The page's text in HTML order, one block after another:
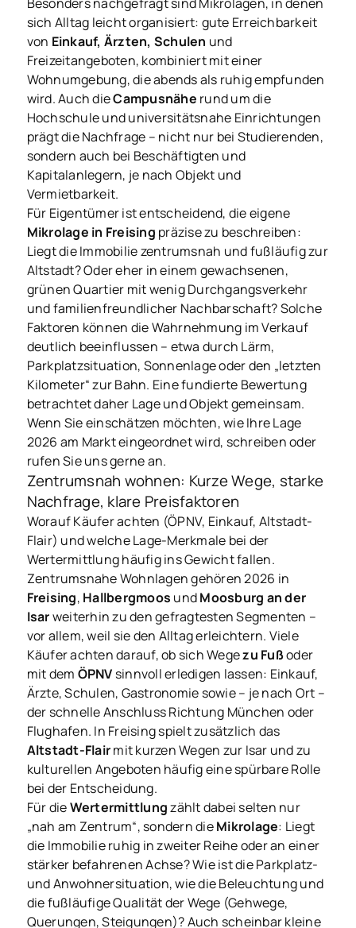
sich Alltag leicht organisiert: gute Erreichbarkeit
von Einkauf, Ärzten, Schulen und
Freizeitangeboten, kombiniert mit einer
Wohnumgebung, die abends als ruhig empfunden
wird. Auch dieCampusnähe rund um die
Hochschule und universitätsnahe Einrichtungen
prägt die Nachfrage – nicht nur bei Studierenden,
sondern auch bei Beschäftigten und
Kapitalanlegern, je nach Objekt und
Vermietbarkeit.
Für Eigentümer ist entscheidend, die eigene
Mikrolage in Freising präzise zu beschreiben:
Liegt die Immobilie zentrumsnah und fußläufig zur
Altstadt? Oder eher in einem gewachsenen,
grünen Quartier mit wenig Durchgangsverkehr
und familienfreundlicher Nachbarschaft? Solche
Faktoren können die Wahrnehmung im Verkauf
deutlich beeinflussen – etwa durch Lärm,
Parkplatzsituation, Sonnenlage oder den „letzten
Kilometer“ zur Bahn. Eine fundierte Bewertung
betrachtet daher Lage und Objekt gemeinsam.
Wenn Sie einschätzen möchten, wie Ihre Lage
2026 am Markt eingeordnet wird, schreiben oder
rufen Sie uns gerne an.
Zentrumsnah wohnen: Kurze Wege, starke
Nachfrage, klare Preisfaktoren
Worauf Käufer achten (ÖPNV, Einkauf, Altstadt-
Flair) und welche Lage-Merkmale bei der
Wertermittlung häufig ins Gewicht fallen.
Zentrumsnahe Wohnlagen gehören 2026 in
Freising, Hallbergmoos undMoosburg an der
Isarweiterhin zu den gefragtesten Segmenten –
vor allem, weil sie den Alltag erleichtern. Viele
Käufer achten darauf, ob sich Wegezu Fußoder
mit dem ÖPNV sinnvoll erledigen lassen: Einkauf,
Ärzte, Schulen, Gastronomie sowie – je nach Ort –
der schnelle Anschluss Richtung München oder
Flughafen. In Freising spielt zusätzlich das
Altstadt-Flairmit kurzen Wegen zur Isar und zu
kulturellen Angeboten häufig eine spürbare Rolle
bei der Entscheidung.
Für dieWertermittlungzählt dabei selten nur
„nah am Zentrum“, sondern dieMikrolage: Liegt
die Immobilie ruhig in zweiter Reihe oder an einer
stärker befahrenen Achse? Wie ist die Parkplatz-
und Anwohnersituation, wie die Beleuchtung und
die fußläufige Qualität der Wege (Gehwege,
Querungen, Steigungen)? Auch scheinbar kleine